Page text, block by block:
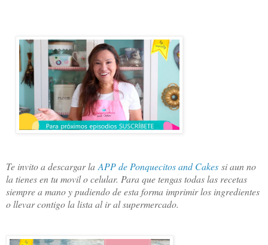
Te invito a descargar la APP de Ponquecitos and Cakes si aun no
la tienes en tu movil o celular. Para que tengas todas las recetas
siempre a mano y pudiendo de esta forma imprimir los ingredientes
o llevar contigo la lista al ir al supermercado.